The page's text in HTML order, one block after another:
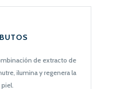
de extracto de
ilumina y regenera la
piel.